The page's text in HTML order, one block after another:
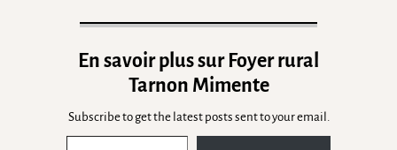
En savoir plus sur Foyer rural
Tarnon Mimente
Subscribe to get the latest posts sent to your email.